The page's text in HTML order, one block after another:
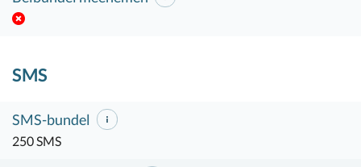
SMS
SMS-bundel
250 SMS